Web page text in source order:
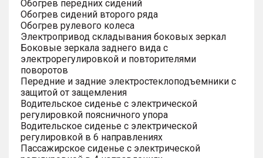
Обогрев передних сидений
Обогрев сидений второго ряда
Обогрев рулевого колеса
Электропривод складывания боковых зеркал
Боковые зеркала заднего вида с
электрорегулировкой и повторителями
поворотов
Передние и задние электростеклоподъемники с
защитой от защемления
Водительское сиденье с электрической
регулировкой поясничного упора
Водительское сиденье с электрической
регулировкой в 6 направлениях
Пассажирское сиденье с электрической